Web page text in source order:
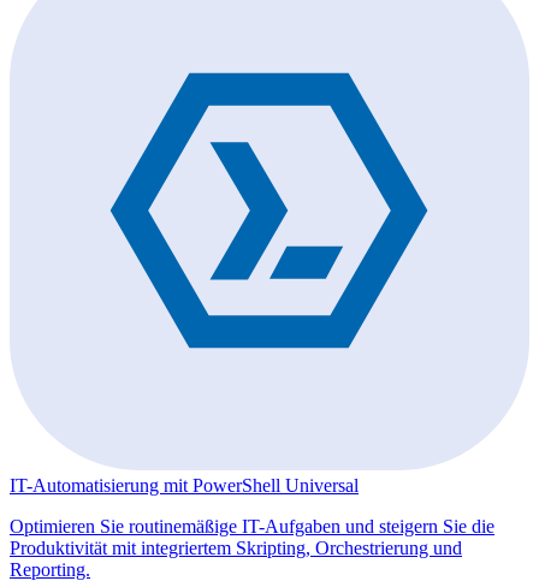
IT-Automatisierung mit PowerShell Universal
Optimieren Sie routinemäßige IT-Aufgaben und steigern Sie die
Produktivität mit integriertem Skripting, Orchestrierung und
Reporting.